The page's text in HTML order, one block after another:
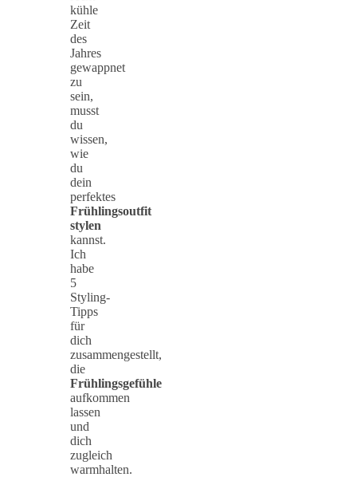
kühle
Zeit
des
Jahres
gewappnet
zu
sein,
musst
du
wissen,
wie
du
dein
perfektes
Frühlingsoutfit
stylen
kannst.
Ich
habe
5
Styling-
Tipps
für
dich
zusammengestellt,
die
Frühlingsgefühle
aufkommen
lassen
und
dich
zugleich
warmhalten.